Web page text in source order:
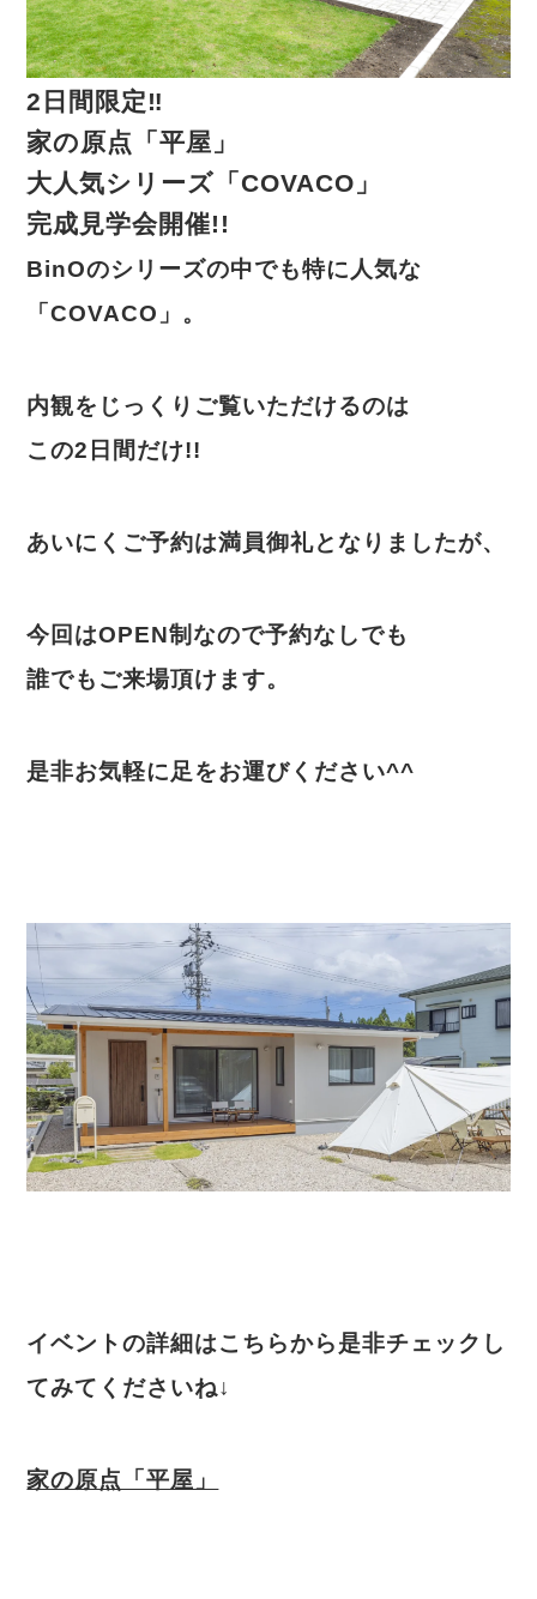
2日間限定‼
家の原点「平屋」
大人気シリーズ「COVACO」
完成見学会開催!!
BinOのシリーズの中でも特に人気な
「COVACO」。
内観をじっくりご覧いただけるのは
この2日間だけ!!
あいにくご予約は満員御礼となりましたが、
今回はOPEN制なので予約なしでも
誰でもご来場頂けます。
是非お気軽に足をお運びください^^
イベントの詳細はこちらから是非チェックし
てみてくださいね↓
家の原点「平屋」